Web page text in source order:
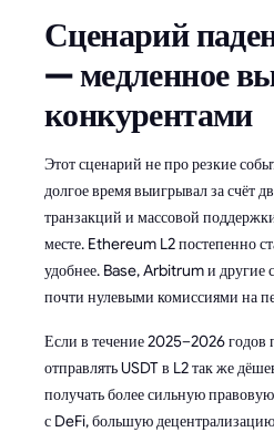
Сценарий
— медленное
конкурентами
Этот сценарий не про резкие
долгое время выигрывал за счёт
транзакций и массовой
месте. Ethereum L2 постепенно
удобнее. Base, Arbitrum и другие
почти нулевыми комиссиями на
Если в течение 2025–2026 годов
отправлять USDT в L2 так же
получать более сильную
с DeFi, большую